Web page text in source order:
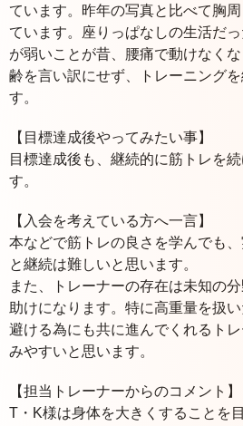
ています。昨年の写真と比べて胸
ています。座りっぱなしの生活だ
が弱いことが昔、腰痛で動けなく
齢を言い訳にせず、トレーニング
す。
【目標達成後やってみたい事】
目標達成後も、継続的に筋トレを
す。
【入会を考えている方へ一言】
本などで筋トレの良さを学んでも
と継続は難しいと思います。
また、トレーナーの存在は未知の
助けになります。特に高重量を扱
避ける為にも共に進んでくれるト
みやすいと思います。
【担当トレーナーからのコメント】
T・K様は身体を大きくすることを